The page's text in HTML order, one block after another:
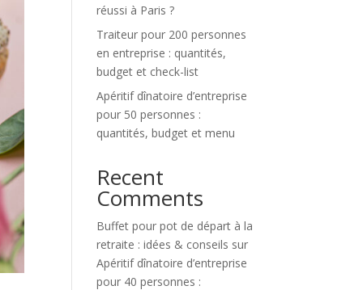
réussi à Paris ?
Traiteur pour 200 personnes
en entreprise : quantités,
budget et check-list
Apéritif dînatoire d’entreprise
pour 50 personnes :
quantités, budget et menu
Recent
Comments
Buffet pour pot de départ à la
retraite : idées & conseils sur
Apéritif dînatoire d’entreprise
pour 40 personnes :